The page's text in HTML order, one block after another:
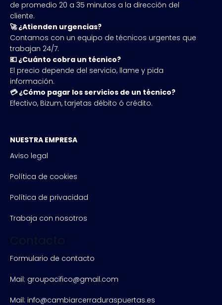
de promedio 20 a 35 minutos a la dirección del
cliente.
🚀 ¿Atienden urgencias?
Contamos con un equipo de técnicos urgentes que
trabajan 24/7.
💶 ¿Cuánto cobra un técnico?
El precio depende del servicio, llame y pida
información.
💳 ¿Cómo pagar los servicios de un técnico?
Efectivo, Bizum, tarjetas débito ó crédito.
NUESTRA EMPRESA
Aviso legal
Política de cookies
Política de privacidad
Trabaja con nosotros
Contacto
Formulario de contacto
Mail: groupacifico@gmail.com
Mail: info@cambiarcerraduraspuertas.es